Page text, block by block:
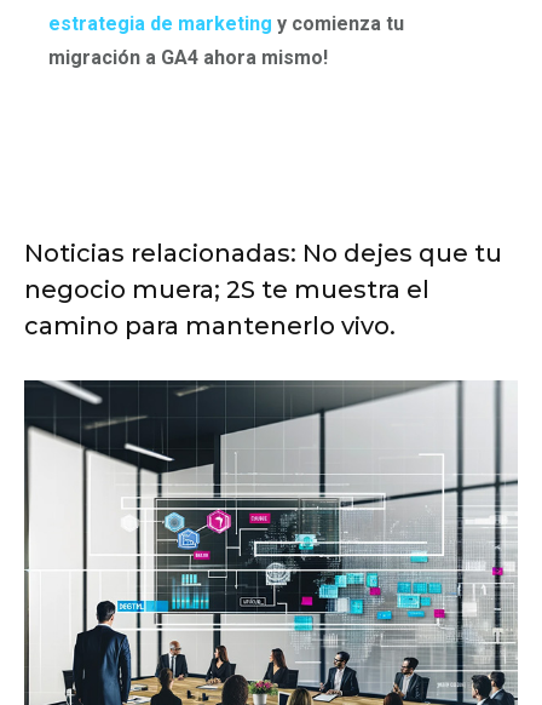
estrategia de marketing y comienza tu
migración a GA4 ahora mismo!
Noticias relacionadas: No dejes que tu
negocio muera; 2S te muestra el
camino para mantenerlo vivo.